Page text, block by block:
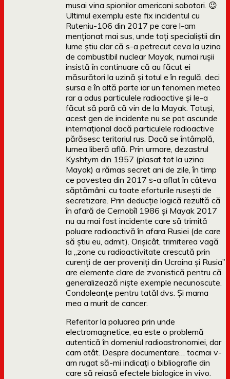
musai vina spionilor americani sabotori. 😉
Ultimul exemplu este fix incidentul cu
Ruteniu-106 din 2017 pe care l-am
menționat mai sus, unde toți specialiștii din
lume știu clar că s-a petrecut ceva la uzina
de combustibil nuclear Mayak, numai rușii
insistă în continuare că au făcut ei
măsurători la uzină și totul e în regulă, deci
sursa e în altă parte iar un fenomen meteo
rar a adus particulele radioactive și le-a
făcut să pară că vin de la Mayak. Totuși,
acest gen de incidente nu se pot ascunde
internațional dacă particulele radioactive
părăsesc teritoriul rus. Dacă se întâmplă,
lumea liberă află. Prin urmare, dezastrul
Kyshtym din 1957 (plasat tot la uzina
Mayak) a rămas secret ani de zile, în timp
ce povestea din 2017 s-a aflat în câteva
săptămâni, cu toate eforturile rusești de
secretizare. Prin deducție logică rezultă că
în afară de Cernobîl 1986 și Mayak 2017
nu au mai fost incidente care să trimită
poluare radioactivă în afara Rusiei (de care
să știu eu, admit). Orișicât, trimiterea vagă
la „zone cu radioactivitate crescută prin
curenți de aer proveniți din Ucraina și Rusia”
are elemente clare de zvonistică pentru că
generalizează niște exemple necunoscute.
Condoleanțe pentru tatăl dvs. Și mama
mea a murit de cancer.
Referitor la poluarea prin unde
electromagnetice, ea este o problemă
autentică în domeniul radioastronomiei, dar
cam atât. Despre documentare… tocmai v-
am rugat să-mi indicați o bibliografie din
care să reiasă efectele biologice in vivo.